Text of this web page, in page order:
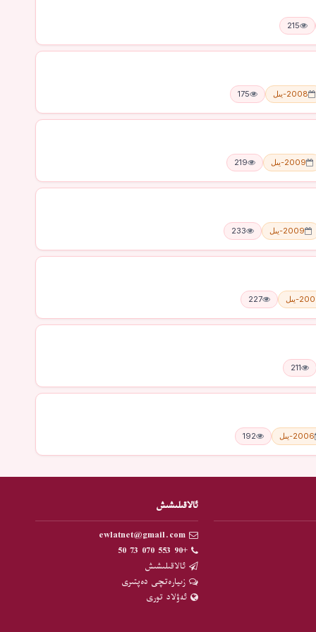
215
2008-يىل 175
2009-يىل 219
2009-يىل 233
يىل 227
211
2006-يىل 192
ئالاقىلىشىش
ewlatnet@gmail.com
+90 553 070 73 50
ئالاقىلىشىش
زىيارەتچى دەپتىرى
ئەۋلاد تورى